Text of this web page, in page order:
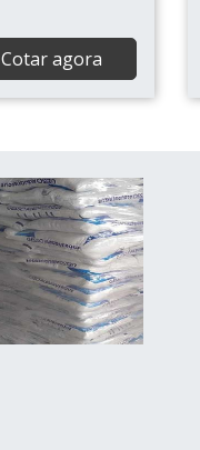
Cotar agora